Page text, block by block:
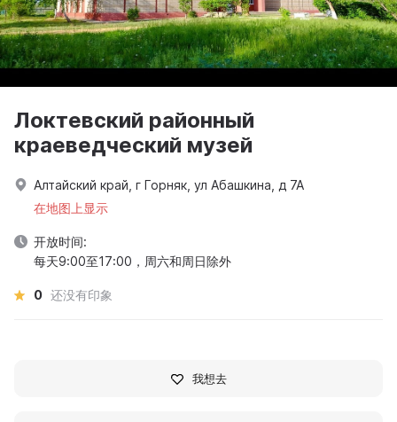
Локтевский районный
краеведческий музей
Алтайский край, г Горняк, ул Абашкина, д 7А
在地图上显示
开放时间:
每天9:00至17:00，周六和周日除外
0 还没有印象
我想去